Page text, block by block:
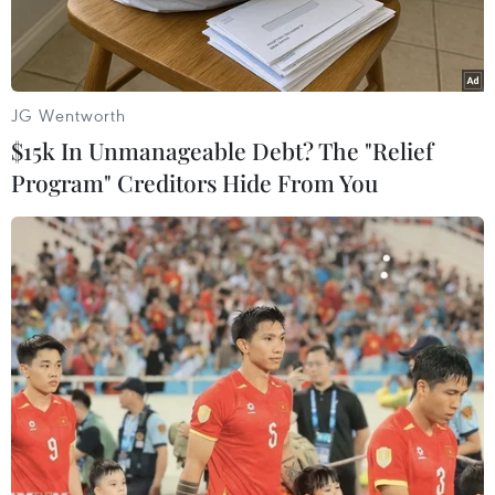
nước...
Giám đốc CNSA Zhang Kejian, cho biết đến thời
điểm hiện tại mọi quy trình đều diễn ra suôn sẻ.
(Nguồn: Reuters)
JG Wentworth
$15k In Unmanageable Debt? The "Relief
Program" Creditors Hide From You